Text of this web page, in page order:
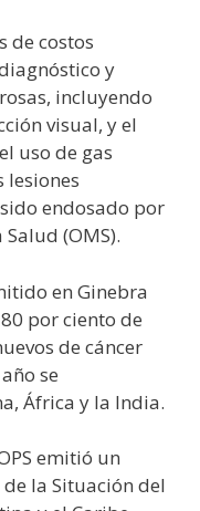
de costos
y
incluyendo
visual, y el
uso de gas
endosado por
(OMS).
en Ginebra
por ciento de
de cáncer
se
África y la India.
emitió un
la Situación del